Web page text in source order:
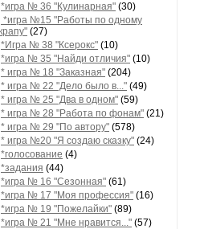
*игра № 36 "Кулинарная" (30)
*игра №15 "Работы по одному
(27)
*Игра № 38 "Ксерокс" (10)
*игра № 35 "Найди отличия" (10)
* игра № 18 "Заказная" (204)
* игра № 22 "Дело было в..." (49)
* игра № 25 "Два в одном" (59)
* игра № 28 "Работа по фонам" (21)
* игра № 29 "По автору" (578)
* игра №20 "Я создаю сказку" (24)
*голосование (4)
*задания (44)
*игра № 16 "Сезонная" (61)
*игра № 17 "Моя профессия" (16)
*игра № 19 "Пожелайки" (89)
*игра № 21 "Мне нравится..." (57)